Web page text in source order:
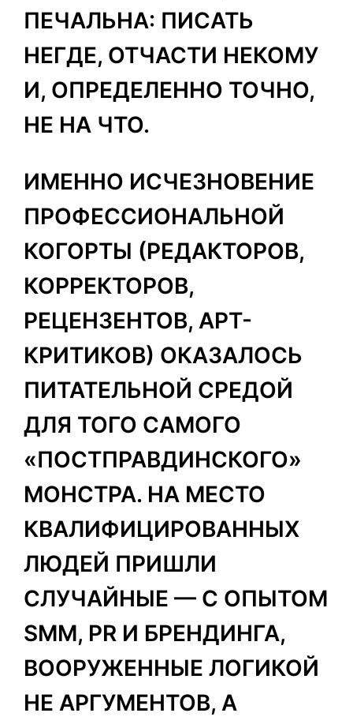
ПЕЧАЛЬНА: ПИСАТЬ
НЕГДЕ, ОТЧАСТИ НЕКОМУ
И, ОПРЕДЕЛЕННО ТОЧНО,
НЕ НА ЧТО.
ИМЕННО ИСЧЕЗНОВЕНИЕ
ПРОФЕССИОНАЛЬНОЙ
КОГОРТЫ (РЕДАКТОРОВ,
КОРРЕКТОРОВ,
РЕЦЕНЗЕНТОВ, АРТ-
КРИТИКОВ) ОКАЗАЛОСЬ
ПИТАТЕЛЬНОЙ СРЕДОЙ
ДЛЯ ТОГО САМОГО
«ПОСТПРАВДИНСКОГО»
МОНСТРА. НА МЕСТО
КВАЛИФИЦИРОВАННЫХ
ЛЮДЕЙ ПРИШЛИ
СЛУЧАЙНЫЕ — С ОПЫТОМ
SMM, PR И БРЕНДИНГА,
ВООРУЖЕННЫЕ ЛОГИКОЙ
НЕ АРГУМЕНТОВ, А